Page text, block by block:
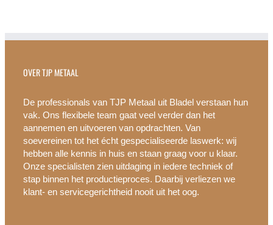
OVER TJP METAAL
De professionals van TJP Metaal uit Bladel verstaan hun
vak. Ons flexibele team gaat veel verder dan het
aannemen en uitvoeren van opdrachten. Van
soevereinen tot het écht gespecialiseerde laswerk: wij
hebben alle kennis in huis en staan graag voor u klaar.
Onze specialisten zien uitdaging in iedere techniek of
stap binnen het productieproces. Daarbij verliezen we
klant- en servicegerichtheid nooit uit het oog.